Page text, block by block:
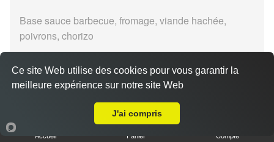
Base sauce barbecue, fromage, viande hachée,
poivrons, chorizo
Accueil Panier Compte
Ce site Web utilise des cookies pour vous garantir la
meilleure expérience sur notre site Web
J'ai compris